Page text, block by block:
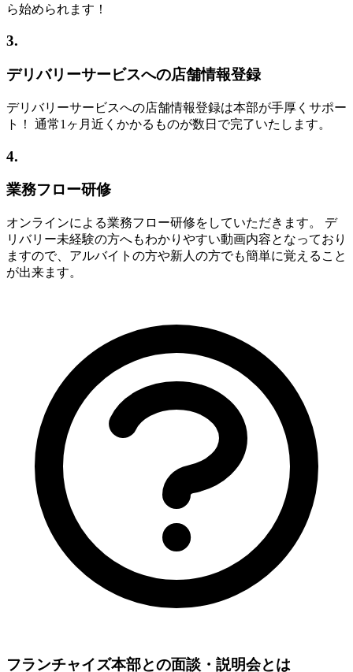
ら始められます！
3.
デリバリーサービスへの店舗情報登録
デリバリーサービスへの店舗情報登録は本部が手厚くサポー
ト！ 通常1ヶ月近くかかるものが数日で完了いたします。
4.
業務フロー研修
オンラインによる業務フロー研修をしていただきます。 デ
リバリー未経験の方へもわかりやすい動画内容となっており
ますので、アルバイトの方や新人の方でも簡単に覚えること
が出来ます。
フランチャイズ本部との面談・説明会とは